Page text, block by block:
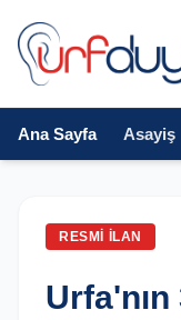
Ana Sayfa Asayiş
RESMI İLAN